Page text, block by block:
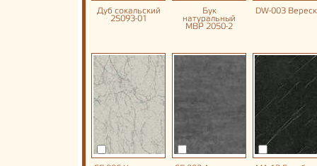
Дуб сокальский
2S093-01
Бук
натуральный
MBP 2050-2
DW-003 Вереск